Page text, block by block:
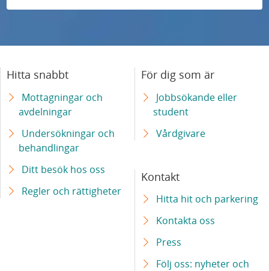
Skånes universitetssjukhus får nationella
högspecialiserade uppdrag inom behandling
av cancer
Laserkirurgi i magnetkamera – ny hjälp för
patienter med hjärntumör
Ny mottagning gör att fler patienter med
systemisk skleros kan utredas
Barn med leukemi ska få tillgång till likvärdig
behandling – europeiskt projekt samordnas
Hitta snabbt
Mottagningar och
avdelningar
Undersökningar och
behandlingar
Ditt besök hos oss
Regler och rättigheter
För dig som är
Jobbsökande eller
student
Vårdgivare
Kontakt
Hitta hit och parkering
Kontakta oss
Press
Följ oss: nyheter och